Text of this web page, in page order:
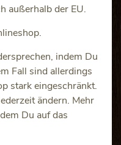
außerhalb der EU.
indem Du
Fall sind allerdings
stark eingeschränkt.
ändern. Mehr
Du auf das
Kartoffeln, Broccoli-